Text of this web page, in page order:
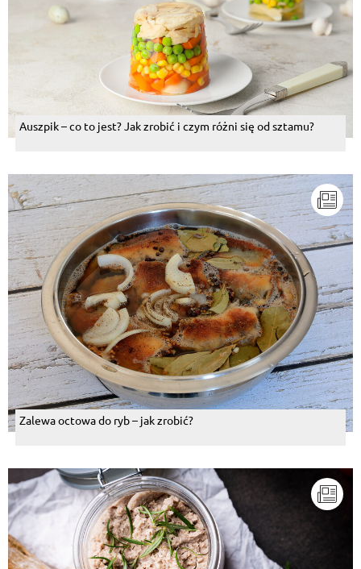
Auszpik – co to jest? Jak zrobić i czym różni się od sztamu?
Zalewa octowa do ryb – jak zrobić?